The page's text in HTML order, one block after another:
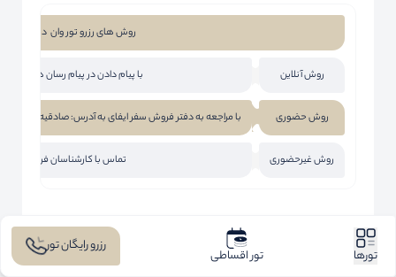
روش های رزرو تور وان در سفر
روش آنلاین با پیام دادن در پیام رسان هایی
روش حضوری با مراجعه به دفتر فروش سفر ایفای به آدرس: صادقیه، خیابان آیت
روش غیرحضوری تماس با کارشناسان فروش ما به شماره:
تورها تور اقساطی
رزرو رایگان تور